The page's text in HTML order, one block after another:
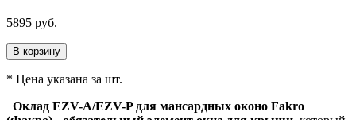
5895 руб.
В корзину
* Цена указана за шт.
Оклад EZV-A/EZV-P для мансардных оконо Fakro